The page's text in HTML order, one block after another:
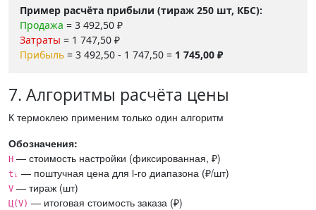
Пример расчёта прибыли (тираж 250 шт, КБС):
Продажа = 3 492,50 ₽
Затраты = 1 747,50 ₽
Прибыль = 3 492,50 - 1 747,50 = 1 745,00 ₽
7. Алгоритмы расчёта цены
К термоклею применим только один алгоритм
Обозначения:
Н — стоимость настройки (фиксированная, ₽)
tᵢ — поштучная цена для i-го диапазона (₽/шт)
V — тираж (шт)
Ц(V) — итоговая стоимость заказа (₽)